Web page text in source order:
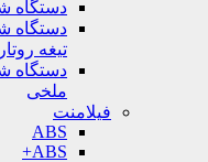
دستگاه
دستگاه
تیغه
دستگاه
ملخی
فیلامنت
ABS
ABS+